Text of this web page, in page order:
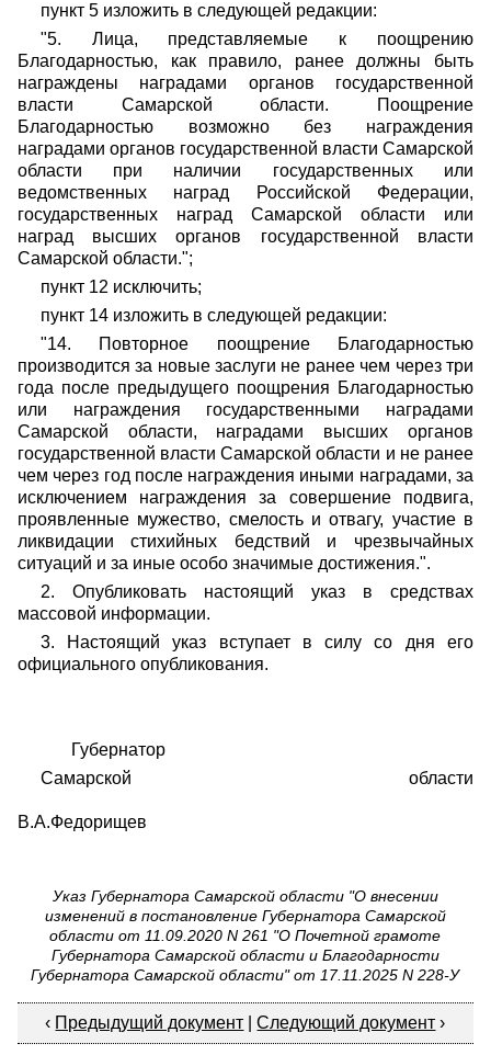
пункт 5 изложить в следующей редакции:
"5. Лица, представляемые к поощрению
Благодарностью, как правило, ранее должны быть
награждены наградами органов государственной
власти Самарской области. Поощрение
Благодарностью возможно без награждения
наградами органов государственной власти Самарской
области при наличии государственных или
ведомственных наград Российской Федерации,
государственных наград Самарской области или
наград высших органов государственной власти
Самарской области.";
пункт 12 исключить;
пункт 14 изложить в следующей редакции:
"14. Повторное поощрение Благодарностью
производится за новые заслуги не ранее чем через три
года после предыдущего поощрения Благодарностью
или награждения государственными наградами
Самарской области, наградами высших органов
государственной власти Самарской области и не ранее
чем через год после награждения иными наградами, за
исключением награждения за совершение подвига,
проявленные мужество, смелость и отвагу, участие в
ликвидации стихийных бедствий и чрезвычайных
ситуаций и за иные особо значимые достижения.".
2. Опубликовать настоящий указ в средствах
массовой информации.
3. Настоящий указ вступает в силу со дня его
официального опубликования.
Губернатор
Самарской области
В.А.Федорищев
Указ Губернатора Самарской области "О внесении
изменений в постановление Губернатора Самарской
области от 11.09.2020 N 261 "О Почетной грамоте
Губернатора Самарской области и Благодарности
Губернатора Самарской области" от 17.11.2025 N 228-У
‹ Предыдущий документ |Следующий документ ›